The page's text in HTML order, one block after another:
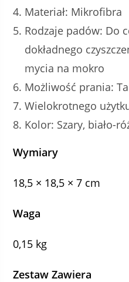
Materiał: Mikrofibra
Rodzaje padów: Do
dokładnego
mycia na mokro
Możliwość prania:
Wielokrotnego
Kolor: Szary, biało-
Wymiary
18,5 × 18,5 × 7 cm
Waga
0,15 kg
Zestaw Zawiera